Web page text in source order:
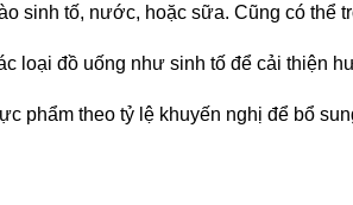
sinh tố, nước, hoặc sữa. Cũng có
loại đồ uống như sinh tố để cải thiện
phẩm theo tỷ lệ khuyến nghị để bổ